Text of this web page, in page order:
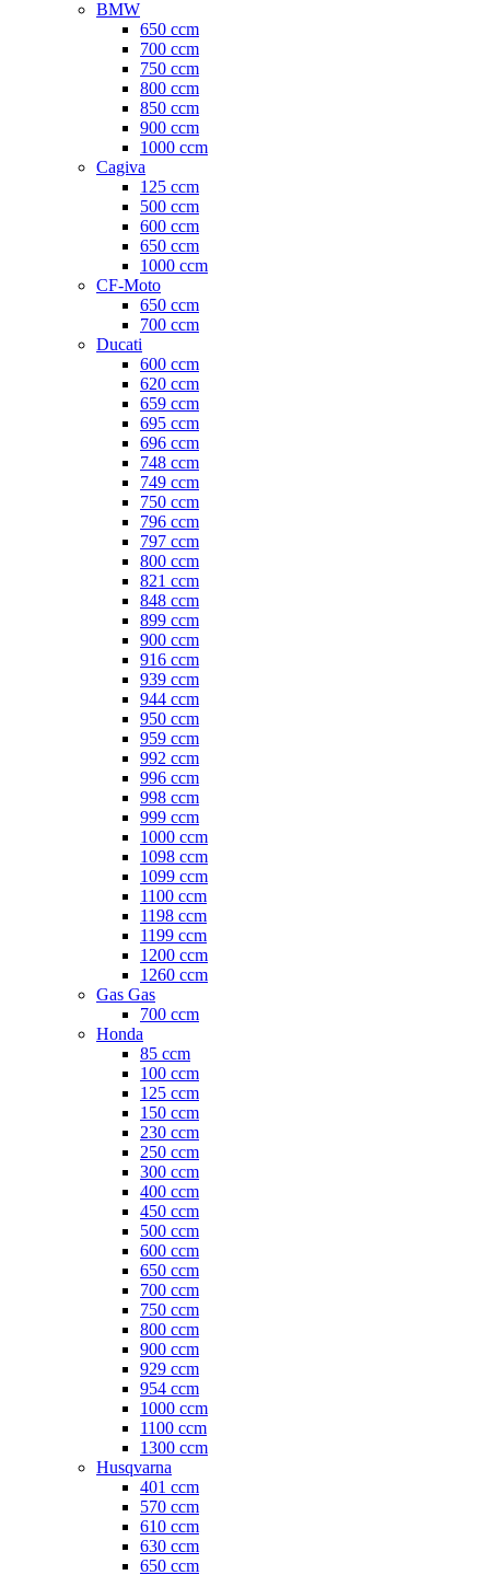
BMW
650 ccm
700 ccm
750 ccm
800 ccm
850 ccm
900 ccm
1000 ccm
Cagiva
125 ccm
500 ccm
600 ccm
650 ccm
1000 ccm
CF-Moto
650 ccm
700 ccm
Ducati
600 ccm
620 ccm
659 ccm
695 ccm
696 ccm
748 ccm
749 ccm
750 ccm
796 ccm
797 ccm
800 ccm
821 ccm
848 ccm
899 ccm
900 ccm
916 ccm
939 ccm
944 ccm
950 ccm
959 ccm
992 ccm
996 ccm
998 ccm
999 ccm
1000 ccm
1098 ccm
1099 ccm
1100 ccm
1198 ccm
1199 ccm
1200 ccm
1260 ccm
Gas Gas
700 ccm
Honda
85 ccm
100 ccm
125 ccm
150 ccm
230 ccm
250 ccm
300 ccm
400 ccm
450 ccm
500 ccm
600 ccm
650 ccm
700 ccm
750 ccm
800 ccm
900 ccm
929 ccm
954 ccm
1000 ccm
1100 ccm
1300 ccm
Husqvarna
401 ccm
570 ccm
610 ccm
630 ccm
650 ccm